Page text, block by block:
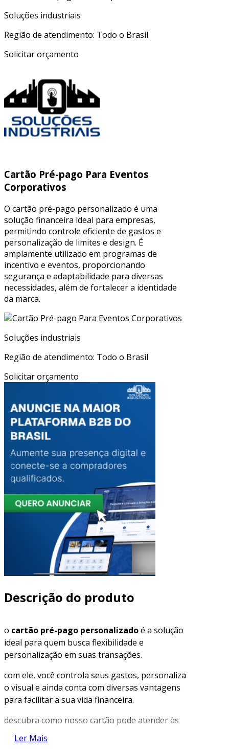
Soluções industriais
Região de atendimento: Todo o Brasil
Solicitar orçamento
Cartão Pré-pago Para Eventos
Corporativos
O cartão pré-pago personalizado é uma
solução financeira ideal para empresas,
permitindo controle eficiente de gastos e
personalização de limites e design. É
amplamente utilizado em programas de
incentivo e eventos, proporcionando
segurança e adaptabilidade para diversas
necessidades, além de fortalecer a identidade
da marca.
Soluções industriais
Região de atendimento: Todo o Brasil
Solicitar orçamento
Descrição do produto
o cartão pré-pago personalizadoé a solução
ideal para quem busca flexibilidade e
personalização em suas transações.
com ele, você controla seus gastos, personaliza
o visual e ainda conta com diversas vantagens
para facilitar a sua vida financeira.
descubra como nosso cartão pode atender às
suas necessidades únicas e melhorar sua
experiência de compra.
Ler Mais